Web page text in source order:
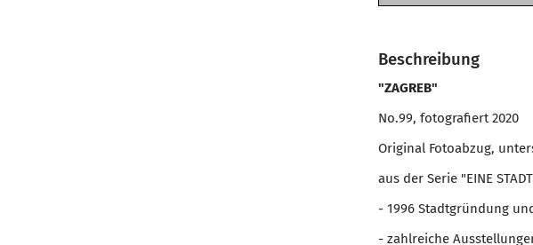
Beschreibung
"ZAGREB"
No.99, fotografiert 2020
Original Fotoabzug,
aus der Serie "EINE
- 1996 Stadtgründung
- zahlreiche